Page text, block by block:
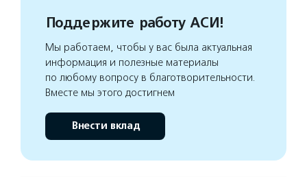
Поддержите работу АСИ!
Мы работаем, чтобы у вас была актуальная
информация и полезные материалы
по любому вопросу в благотворительности.
Вместе мы этого достигнем
Внести вклад